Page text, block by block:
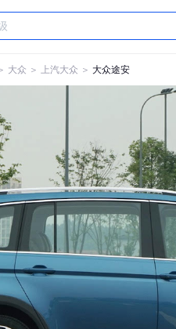
大众 ＞ 上汽大众 ＞ 大众途安